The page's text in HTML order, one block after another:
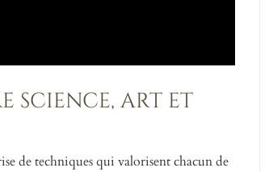
science, art et
de techniques qui valorisent chacun de